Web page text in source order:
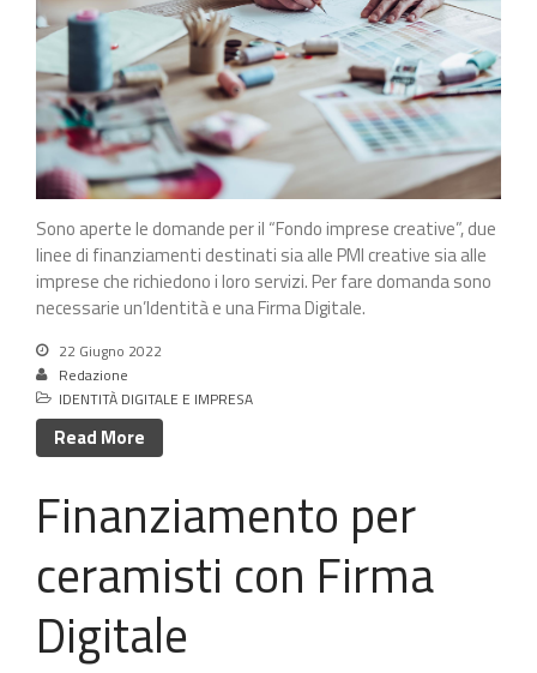
Sono aperte le domande per il “Fondo imprese creative”, due
linee di finanziamenti destinati sia alle PMI creative sia alle
imprese che richiedono i loro servizi. Per fare domanda sono
necessarie un’Identità e una Firma Digitale.
22 Giugno 2022
Redazione
IDENTITÀ DIGITALE E IMPRESA
Read More
Finanziamento per
ceramisti con Firma
Digitale